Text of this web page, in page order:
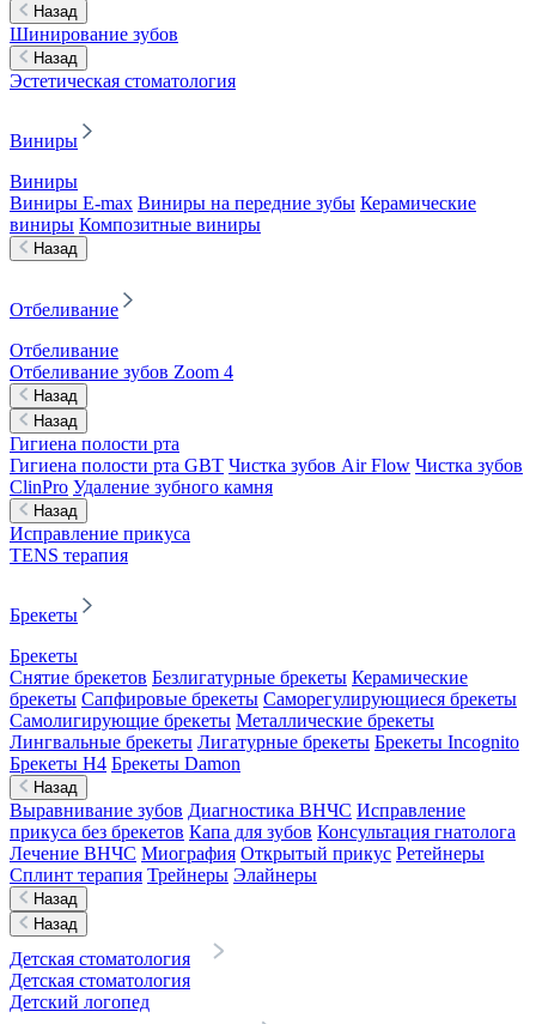
Назад
Шинирование зубов
Назад
Эстетическая стоматология
Виниры
Виниры
Виниры E-max Виниры на передние зубы Керамические
виниры Композитные виниры
Назад
Отбеливание
Отбеливание
Отбеливание зубов Zoom 4
Назад
Назад
Гигиена полости рта
Гигиена полости рта GBT Чистка зубов Air Flow Чистка зубов
ClinPro Удаление зубного камня
Назад
Исправление прикуса
TENS терапия
Брекеты
Брекеты
Снятие брекетов Безлигатурные брекеты Керамические
брекеты Сапфировые брекеты Саморегулирующиеся брекеты
Самолигирующие брекеты Металлические брекеты
Лингвальные брекеты Лигатурные брекеты Брекеты Incognito
Брекеты H4 Брекеты Damon
Назад
Выравнивание зубов Диагностика ВНЧС Исправление
прикуса без брекетов Капа для зубов Консультация гнатолога
Лечение ВНЧС Миография Открытый прикус Ретейнеры
Сплинт терапия Трейнеры Элайнеры
Назад
Назад
Детская стоматология
Детская стоматология
Детский логопед